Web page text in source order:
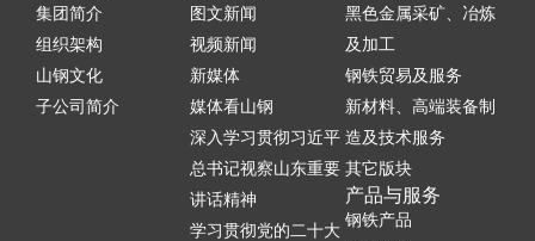
集团简介
组织架构
山钢文化
子公司简介
图文新闻
视频新闻
新媒体
媒体看山钢
深入学习贯彻习近平
总书记视察山东重要
讲话精神
学习贯彻党的二十大
黑色金属采矿、冶炼
及加工
钢铁贸易及服务
新材料、高端装备制
造及技术服务
其它版块
产品与服务
钢铁产品